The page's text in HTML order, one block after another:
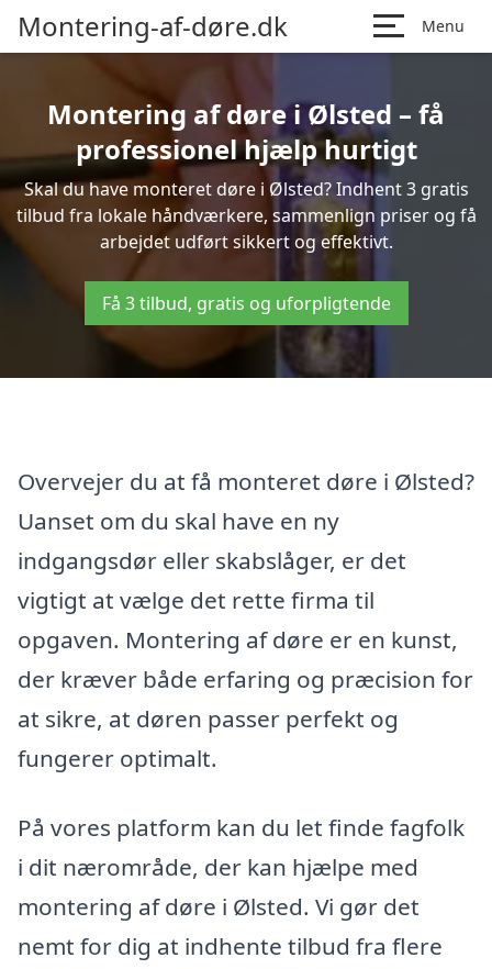
Montering-af-døre.dk Menu
Montering af døre i Ølsted – få
professionel hjælp hurtigt
Skal du have monteret døre i Ølsted? Indhent 3 gratis
tilbud fra lokale håndværkere, sammenlign priser og få
arbejdet udført sikkert og effektivt.
Få 3 tilbud, gratis og uforpligtende
Overvejer du at få monteret døre i Ølsted?
Uanset om du skal have en ny
indgangsdør eller skabslåger, er det
vigtigt at vælge det rette firma til
opgaven. Montering af døre er en kunst,
der kræver både erfaring og præcision for
at sikre, at døren passer perfekt og
fungerer optimalt.
På vores platform kan du let finde fagfolk
i dit nærområde, der kan hjælpe med
montering af døre i Ølsted. Vi gør det
nemt for dig at indhente tilbud fra flere